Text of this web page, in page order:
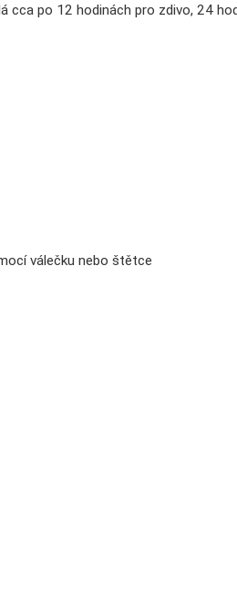
po 12 hodinách pro zdivo, 24
válečku nebo štětce